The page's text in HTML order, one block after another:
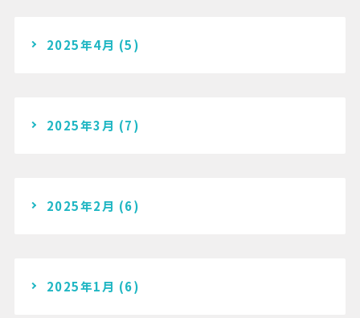
2025年4月 (5)
2025年3月 (7)
2025年2月 (6)
2025年1月 (6)